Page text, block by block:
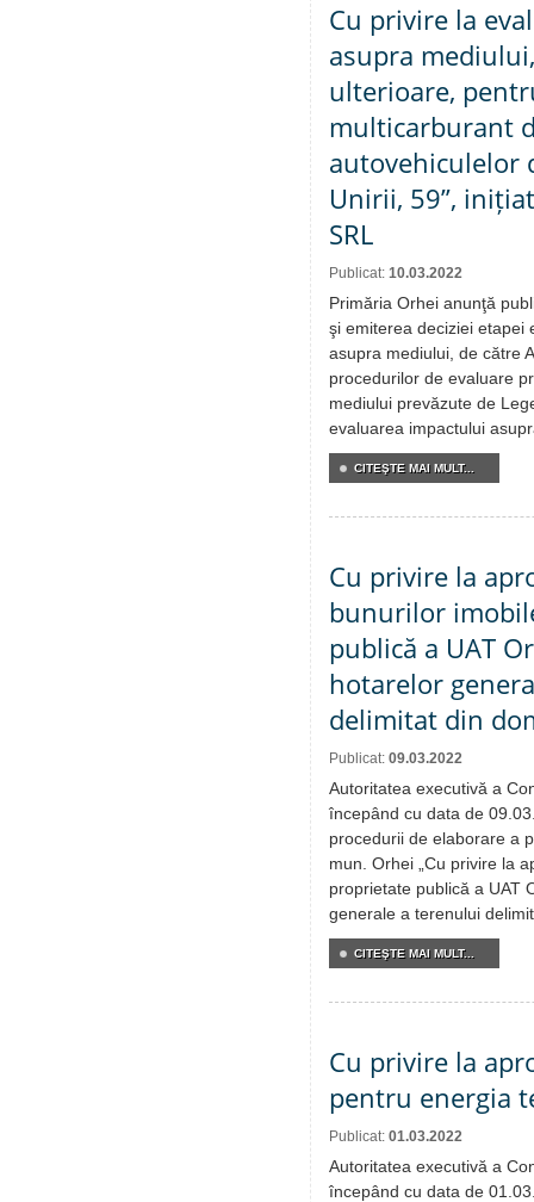
Cu privire la
asupra
ulterioare,
multicarburant
autovehiculelor
Unirii, 59”,
SRL
Publicat: 10.03.2022
Primăria Orhei anunţă
şi emiterea deciziei etapei
asupra mediului, de către
procedurilor de evaluare
mediului prevăzute de
evaluarea impactului
CITEŞTE MAI MULT...
Cu privire la
bunurilor
publică a UAT
hotarelor
delimitat din
Publicat: 09.03.2022
Autoritatea executivă a
începând cu data de
procedurii de elaborare a
mun. Orhei „Cu privire la
proprietate publică a UAT
generale a terenului
CITEŞTE MAI MULT...
Cu privire la
pentru energia
Publicat: 01.03.2022
Autoritatea executivă a
începând cu data de